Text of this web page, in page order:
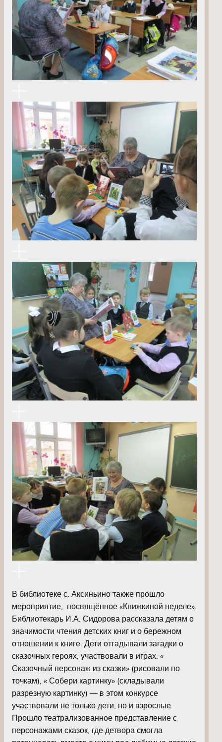
В библиотеке с. Аксиньино также прошло
мероприятие, посвящённое «Книжкиной неделе».
Библиотекарь И.А. Сидорова рассказала детям о
значимости чтения детских книг и о бережном
отношении к книге. Дети отгадывали загадки о
сказочных героях, участвовали в играх: «
Сказочный персонаж из сказки» (рисовали по
точкам), « Собери картинку» (складывали
разрезную картинку) — в этом конкурсе
участвовали не только дети, но и взрослые.
Прошло театрализованное представление с
персонажами сказок, где детвора смогла